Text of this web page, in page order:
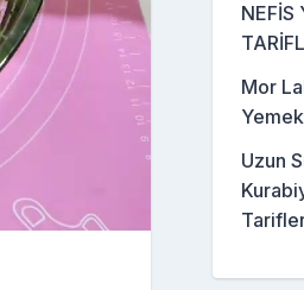
NEFİS
Mor
Uzun